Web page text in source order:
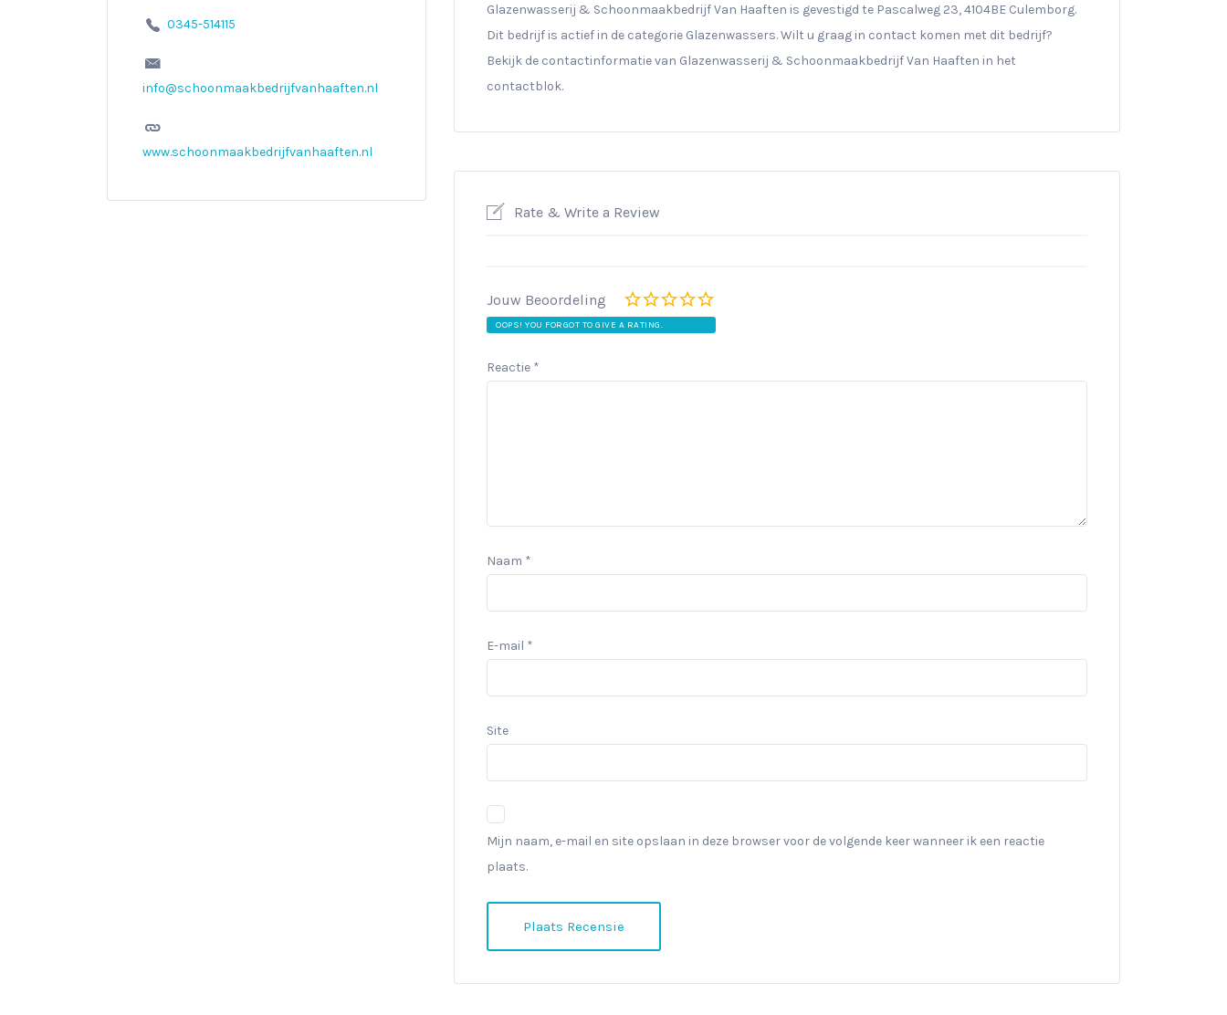
0345-514115
info@schoonmaakbedrijfvanhaaften.nl
www.schoonmaakbedrijfvanhaaften.nl
Glazenwasserij & Schoonmaakbedrijf Van Haaften is gevestigd te Pascalweg 23, 4104BE Culemborg.
Dit bedrijf is actief in de categorie Glazenwassers. Wilt u graag in contact komen met dit bedrijf?
Bekijk de contactinformatie van Glazenwasserij & Schoonmaakbedrijf Van Haaften in het
contactblok.
Rate & Write a Review
Jouw Beoordeling
OOPS! YOU FORGOT TO GIVE A RATING.
Reactie *
Naam *
E-mail *
Site
Mijn naam, e-mail en site opslaan in deze browser voor de volgende keer wanneer ik een reactie
plaats.